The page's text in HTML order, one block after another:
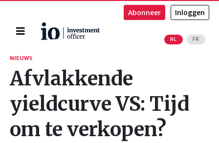
Home
NL FR
Abonneer Inloggen
Zoeken
NIEUWS
Afvlakkende
yieldcurve VS: Tijd
om te verkopen?